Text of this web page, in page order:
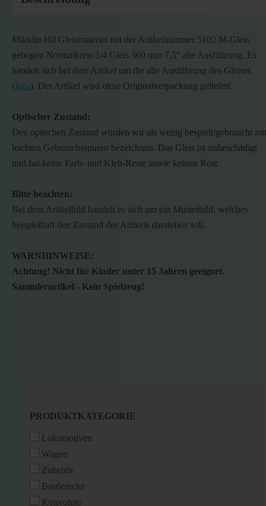
Märklin H0 Gleismaterial mit der Artikelnummer 5102 M-Gleis
gebogen Normalkreis 1/4 Gleis 360 mm 7,5° alte Ausführung. Es
handelt sich bei dem Artikel um die alte Ausführung des Gleises
(Info). Der Artikel wird ohne Originalverpackung geliefert.
Optischer Zustand:
Den optischen Zustand würden wir als wenig bespielt/gebraucht mit
leichten Gebrauchsspuren bezeichnen. Das Gleis ist unbeschädigt
und hat keine Farb- und Kleb-Reste sowie keinen Rost.
Bitte beachten:
Bei dem Artikelbild handelt es sich um ein Musterbild, welches
beispielhaft den Zustand des Artikels darstellen soll.
WARNHINWEISE:
Achtung! Nicht für Kinder unter 15 Jahren geeignet.
Sammlerartikel - Kein Spielzeug!
PRODUKTKATEGORIE
PRODUKTKATEGORIE
Lokomotiven
Wagen
Zubehör
Bastlerecke
Konvolute